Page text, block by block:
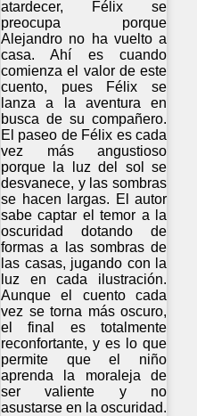
atardecer, Félix se
preocupa porque
Alejandro no ha vuelto a
casa. Ahí es cuando
comienza el valor de este
cuento, pues Félix se
lanza a la aventura en
busca de su compañero.
El paseo de Félix es cada
vez más angustioso
porque la luz del sol se
desvanece, y las sombras
se hacen largas. El autor
sabe captar el temor a la
oscuridad dotando de
formas a las sombras de
las casas, jugando con la
luz en cada ilustración.
Aunque el cuento cada
vez se torna más oscuro,
el final es totalmente
reconfortante, y es lo que
permite que el niño
aprenda la moraleja de
ser valiente y no
asustarse en la oscuridad.